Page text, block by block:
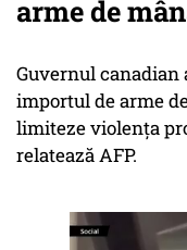
arme de
Guvernul
importul de arme
limiteze violenţa
relatează AFP.